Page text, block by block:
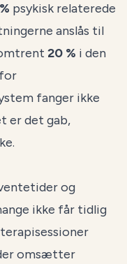
psykisk relaterede
anslås til
20 % i den
fanger ikke
er det gab,
og
ikke får tidlig
omsætter